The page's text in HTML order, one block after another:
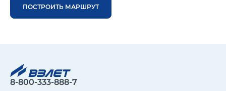
ПОСТРОИТЬ МАРШРУТ
8-800-333-888-7